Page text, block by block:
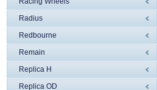
Radius
Redbourne
Remain
Replica H
Replica OD